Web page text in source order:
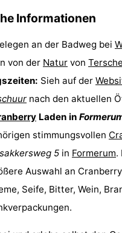
Informationen
an der Badweg bei
von der Natur von
Sieh auf der
nach den aktuellen
Laden in
stimmungsvollen
5 in Formerum.
Auswahl an
Seife, Bitter, Wein,